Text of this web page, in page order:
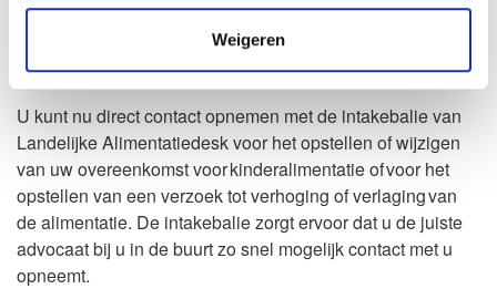
Weigeren
Zo kan het dus ook
Waarom Landelijke Alimentatiedesk?
U kunt nu direct contact opnemen met de intakebalie van
Landelijke Alimentatiedesk voor het opstellen of wijzigen
van uw overeenkomst voor kinderalimentatie of voor het
opstellen van een verzoek tot verhoging of verlaging van
de alimentatie. De intakebalie zorgt ervoor dat u de juiste
advocaat bij u in de buurt zo snel mogelijk contact met u
opneemt.